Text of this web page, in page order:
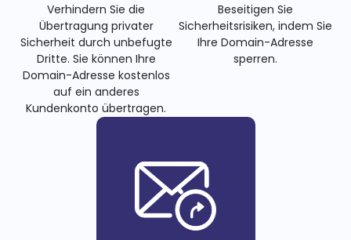
Verhindern Sie die
Übertragung privater
Sicherheit durch unbefugte
Dritte. Sie können Ihre
Domain-Adresse kostenlos
auf ein anderes
Kundenkonto übertragen.
Beseitigen Sie
Sicherheitsrisiken, indem Sie
Ihre Domain-Adresse
sperren.